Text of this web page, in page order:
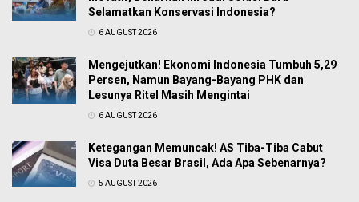
Selamatkan Konservasi Indonesia?
6 AUGUST 2026
Mengejutkan! Ekonomi Indonesia Tumbuh 5,29
Persen, Namun Bayang-Bayang PHK dan
Lesunya Ritel Masih Mengintai
6 AUGUST 2026
Ketegangan Memuncak! AS Tiba-Tiba Cabut
Visa Duta Besar Brasil, Ada Apa Sebenarnya?
5 AUGUST 2026